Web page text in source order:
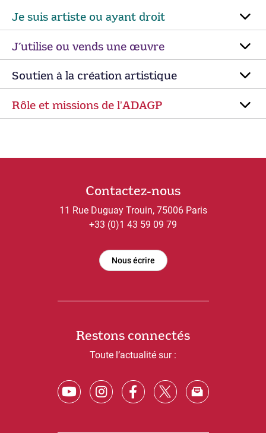
Je suis artiste ou ayant droit
J’utilise ou vends une œuvre
Soutien à la création artistique
Rôle et missions de lʼADAGP
Contactez-nous
11 Rue Duguay Trouin, 75006 Paris
+33 (0)1 43 59 09 79
Nous écrire
Restons connectés
Toute l’actualité sur :